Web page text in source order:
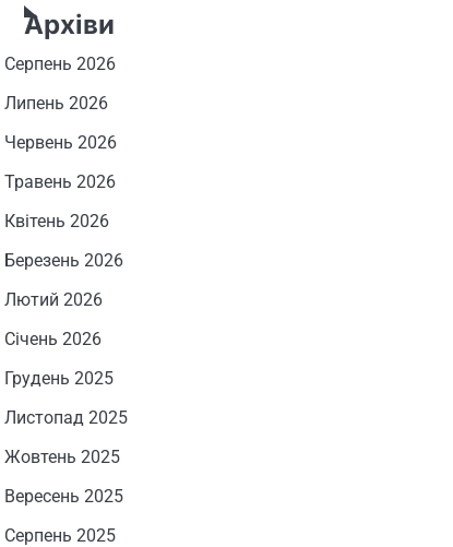
Архіви
Серпень 2026
Липень 2026
Червень 2026
Травень 2026
Квітень 2026
Березень 2026
Лютий 2026
Січень 2026
Грудень 2025
Листопад 2025
Жовтень 2025
Вересень 2025
Серпень 2025